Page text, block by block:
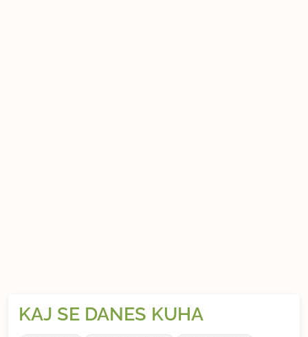
KAJ SE DANES KUHA